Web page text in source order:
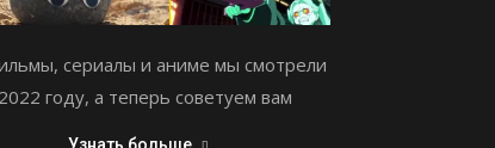
сериалы и аниме мы смотрели
году, а теперь советуем вам